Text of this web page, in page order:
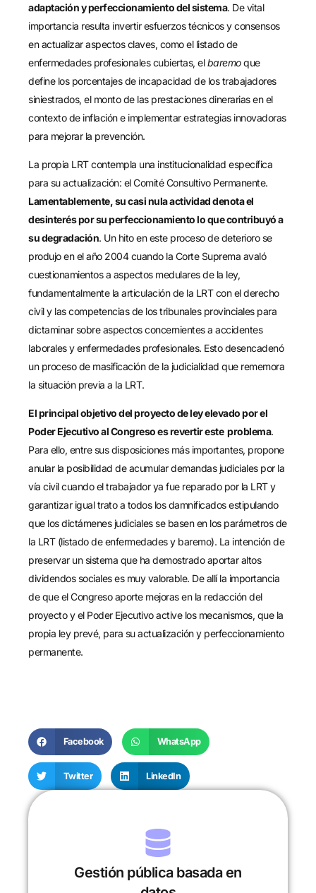
adaptación y perfeccionamiento del sistema. De vital
importancia resulta invertir esfuerzos técnicos y consensos
en actualizar aspectos claves, como el listado de
enfermedades profesionales cubiertas, elbaremoque
define los porcentajes de incapacidad de los trabajadores
siniestrados, el monto de las prestaciones dinerarias en el
contexto de inflación e implementar estrategias innovadoras
para mejorar la prevención.
La propia LRT contempla una institucionalidad específica
para su actualización: el Comité Consultivo Permanente.
Lamentablemente, su casi nula actividad denota el
desinterés por su perfeccionamiento lo que contribuyó a
su degradación. Un hito en este proceso de deterioro se
produjo en el año 2004 cuando la Corte Suprema avaló
cuestionamientos a aspectos medulares de la ley,
fundamentalmente la articulación de la LRT con el derecho
civil y las competencias de los tribunales provinciales para
dictaminar sobre aspectos concernientes a accidentes
laborales y enfermedades profesionales. Esto desencadenó
un proceso de masificación de la judicialidad que rememora
la situación previa a la LRT.
El principal objetivo del proyecto de ley elevado por el
Poder Ejecutivo al Congreso es revertir este problema.
Para ello, entre sus disposiciones más importantes, propone
anular la posibilidad de acumular demandas judiciales por la
vía civil cuando el trabajador ya fue reparado por la LRT y
garantizar igual trato a todos los damnificados estipulando
que los dictámenes judiciales se basen en los parámetros de
la LRT (listado de enfermedades y baremo). La intención de
preservar un sistema que ha demostrado aportar altos
dividendos sociales es muy valorable. De allí la importancia
de que el Congreso aporte mejoras en la redacción del
proyecto y el Poder Ejecutivo active los mecanismos, que la
propia ley prevé, para su actualización y perfeccionamiento
permanente.
Facebook WhatsApp
Twitter LinkedIn
Gestión pública basada en